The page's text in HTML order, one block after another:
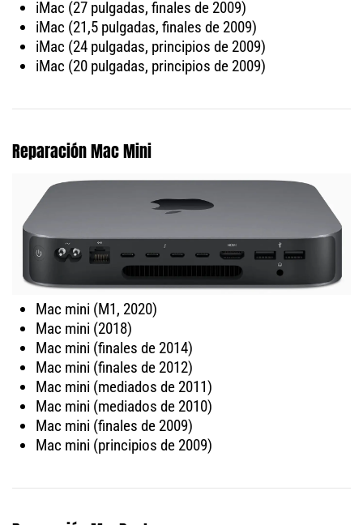
iMac (27 pulgadas, finales de 2009)
iMac (21,5 pulgadas, finales de 2009)
iMac (24 pulgadas, principios de 2009)
iMac (20 pulgadas, principios de 2009)
Reparación Mac Mini
Mac mini (M1, 2020)
Mac mini (2018)
Mac mini (finales de 2014)
Mac mini (finales de 2012)
Mac mini (mediados de 2011)
Mac mini (mediados de 2010)
Mac mini (finales de 2009)
Mac mini (principios de 2009)